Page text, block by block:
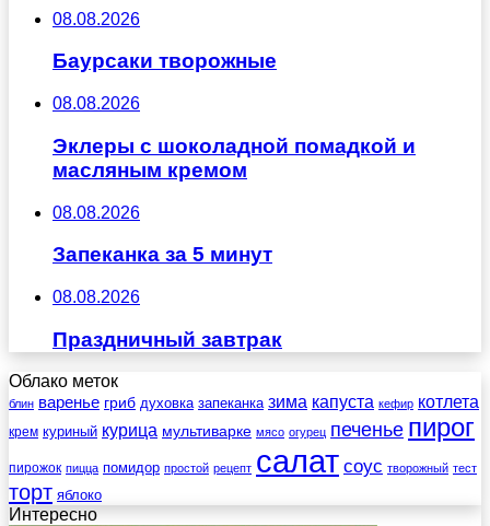
08.08.2026
Баурсаки творожные
08.08.2026
Эклеры с шоколадной помадкой и
масляным кремом
08.08.2026
Запеканка за 5 минут
08.08.2026
Праздничный завтрак
Облако меток
блин варенье гриб духовка запеканка зима капуста кефир котлета
крем куриный курица мультиварке мясо огурец печенье пирог
пирожок пицца помидор простой рецепт салат соус творожный тест
торт яблоко
Интересно